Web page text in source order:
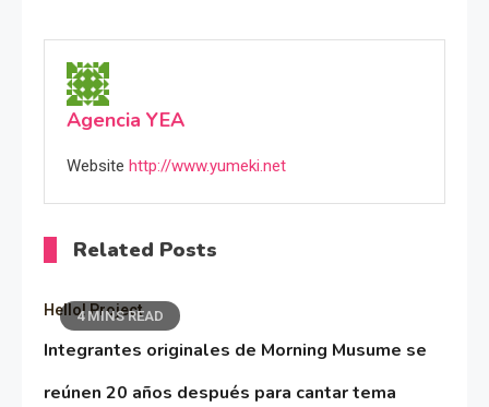
Agencia YEA
Website http://www.yumeki.net
Related Posts
4 MINS READ
Hello! Project
Integrantes originales de Morning Musume se
reúnen 20 años después para cantar tema